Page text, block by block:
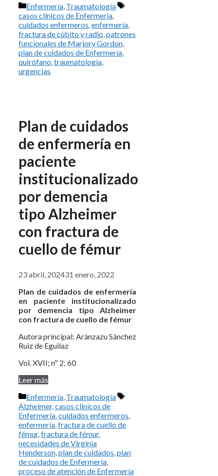
Categorías
Enfermería Traumatología
Etiquetas
casos clínicos de Enfermería
cuidados enfermeros enfermería
fractura de cúbito y radio patrones
funcionales de Marjory Gordon
plan de cuidados de Enfermería
quirófano traumatología
urgencias
Plan de cuidados
de enfermería en
paciente
institucionalizado
por demencia
tipo Alzheimer
con fractura de
cuello de fémur
23 abril, 202431 enero, 2022
Plan de cuidados de enfermería
en paciente institucionalizado
por demencia tipo Alzheimer
con fractura de cuello de fémur
Autora principal: Aránzazu Sánchez
Ruiz de Eguilaz
Vol. XVII; nº 2; 60
Leer más
Categorías
Enfermería Traumatología
Etiquetas
Alzheimer, casos clínicos de
Enfermería cuidados enfermeros
enfermería fractura de cuello de
fémur, fractura de fémur,
necesidades de Virginia
Henderson plan de cuidados plan
de cuidados de Enfermería
proceso de atención de Enfermería